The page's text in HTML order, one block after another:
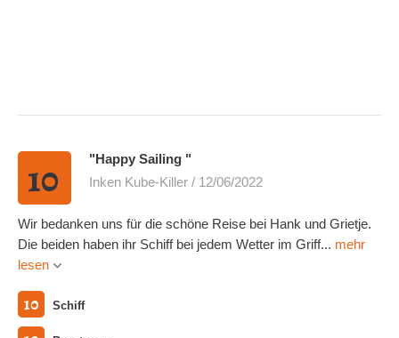
10
"Happy Sailing "
Inken Kube-Killer / 12/06/2022
Wir bedanken uns für die schöne Reise bei Hank und Grietje.
Die beiden haben ihr Schiff bei jedem Wetter im Griff... mehr
lesen
10 Schiff